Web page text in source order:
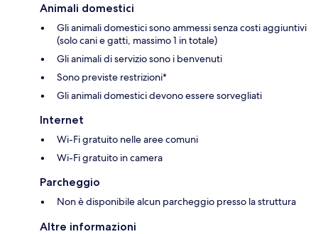
Animali domestici
Gli animali domestici sono ammessi senza costi aggiuntivi
(solo cani e gatti, massimo 1 in totale)
Gli animali di servizio sono i benvenuti
Sono previste restrizioni*
Gli animali domestici devono essere sorvegliati
Internet
Wi-Fi gratuito nelle aree comuni
Wi-Fi gratuito in camera
Parcheggio
Non è disponibile alcun parcheggio presso la struttura
Altre informazioni